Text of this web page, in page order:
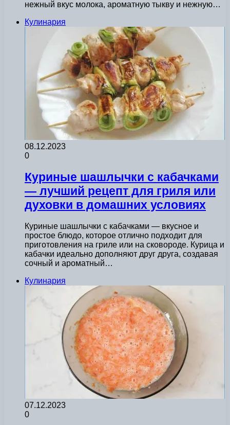
нежный вкус молока, ароматную тыкву и нежную…
Кулинария
08.12.2023
0
Куриные шашлычки с кабачками
— лучший рецепт для гриля или
духовки в домашних условиях
Куриные шашлычки с кабачками — вкусное и
простое блюдо, которое отлично подходит для
приготовления на гриле или на сковороде. Курица и
кабачки идеально дополняют друг друга, создавая
сочный и ароматный…
Кулинария
07.12.2023
0